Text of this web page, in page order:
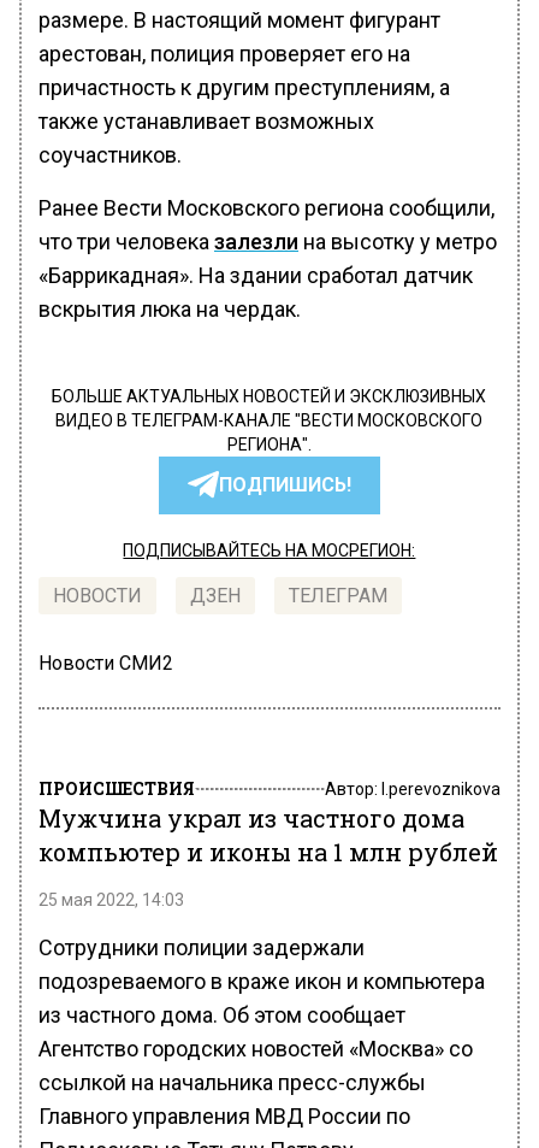
размере. В настоящий момент фигурант
арестован, полиция проверяет его на
причастность к другим преступлениям, а
также устанавливает возможных
соучастников.
Ранее Вести Московского региона сообщили,
что три человека залезли на высотку у метро
«Баррикадная». На здании сработал датчик
вскрытия люка на чердак.
БОЛЬШЕ АКТУАЛЬНЫХ НОВОСТЕЙ И ЭКСКЛЮЗИВНЫХ
ВИДЕО В ТЕЛЕГРАМ-КАНАЛЕ "ВЕСТИ МОСКОВСКОГО
РЕГИОНА".
ПОДПИШИСЬ!
ПОДПИСЫВАЙТЕСЬ НА МОСРЕГИОН:
НОВОСТИ ДЗЕН ТЕЛЕГРАМ
Новости СМИ2
ПРОИСШЕСТВИЯ Автор: l.perevoznikova
Мужчина украл из частного дома
компьютер и иконы на 1 млн рублей
25 мая 2022, 14:03
Сотрудники полиции задержали
подозреваемого в краже икон и компьютера
из частного дома. Об этом сообщает
Агентство городских новостей «Москва» со
ссылкой на начальника пресс-службы
Главного управления МВД России по